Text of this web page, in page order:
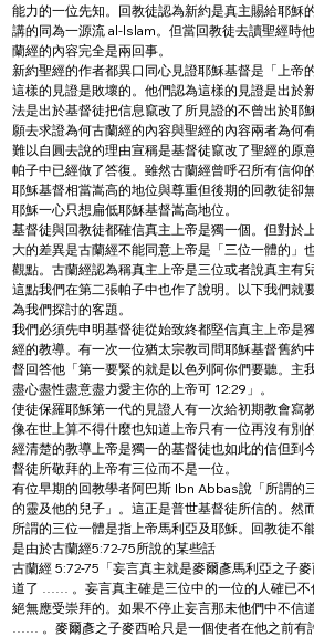
能力的一位先知。回教徒認為新約是真主賜給耶穌
講的同為一源流 al-lslam。但當回教徒去讀聖經時
蘭經的內容完全是兩回事。
新約聖經的作者都異口同心見證耶穌基督是「上帝
這樣的見證是敗壞的。他們認為這樣的見證是出於
法是出於基督徒把信息竄改了所見證的不曾出於耶
願去求證為何古蘭經的內容與聖經的內容兩者為何
難以自圓去說的理由宣稱是基督徒竄改了聖經的原
帕子中已經做了答復。雖然古蘭經曾呼召所有信仰
耶穌基督相當嵩高的地位與尊重但後期的回教徒卻
耶穌一心只想扁低耶穌基督嵩高地位。
基督徒與回教徒都確信真主上帝是獨一個。但對於
大的差異是古蘭經不能同意上帝是「三位一體的」
觀點。古蘭經認為稱真主上帝是三位或者說真主有
這點我們在第二張帕子中也作了說明。以下我們就
為我們探討的客題。
我們必須先申明基督徒從始致終都堅信真主上帝是
經的教導。有一次一位猶太宗教司問耶穌基督舊約
督回答他「第一要緊的就是以色列阿你們要聽。主
盡心盡性盡意盡力愛主你的上帝可 12:29」。
使徒保羅耶穌第一代的見證人有一次給初期教會寫
像在世上算不得什麼也知道上帝只有一位再沒有別
經清楚的教導上帝是獨一的基督徒也如此的信但到
督徒所敬拜的上帝有三位而不是一位。
有位早期的回教學者阿巴斯 Ibn Abbas說「所謂的
的靈及他的兒子」。這正是普世基督徒所信的。然
所謂的三位一體是指上帝馬利亞及耶穌。回教徒不
是由於古蘭經5:72-75所說的某些話
古蘭經 5:72-75「妄言真主就是麥爾彥馬利亞之子
道了 …… 。妄言真主確是三位中的一位的人確已不
絕無應受崇拜的。如果不停止妄言那未他們中不信
…… 。麥爾彥之子麥西哈只是一個使者在他之前有